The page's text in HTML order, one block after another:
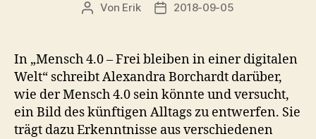
Beitragsautor
Von Erik Veröffentlichungsdatum
2018-09-05
In „Mensch 4.0 – Frei bleiben in einer digitalen
Welt“ schreibt Alexandra Borchardt darüber,
wie der Mensch 4.0 sein könnte und versucht,
ein Bild des künftigen Alltags zu entwerfen. Sie
trägt dazu Erkenntnisse aus verschiedenen